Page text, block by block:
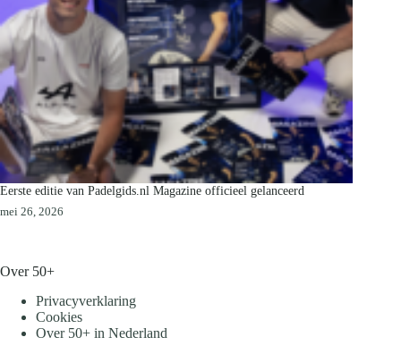
Eerste editie van Padelgids.nl Magazine officieel gelanceerd
mei 26, 2026
Over 50+
Privacyverklaring
Cookies
Over 50+ in Nederland